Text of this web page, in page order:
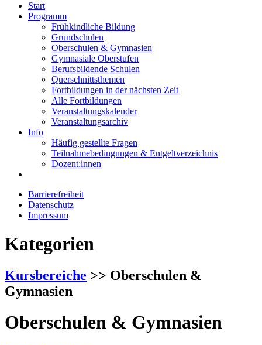
Start
Programm
Frühkindliche Bildung
Grundschulen
Oberschulen & Gymnasien
Gymnasiale Oberstufen
Berufsbildende Schulen
Querschnittsthemen
Fortbildungen in der nächsten Zeit
Alle Fortbildungen
Veranstaltungskalender
Veranstaltungsarchiv
Info
Häufig gestellte Fragen
Teilnahmebedingungen & Entgeltverzeichnis
Dozent:innen
Barrierefreiheit
Datenschutz
Impressum
Kategorien
Kursbereiche >> Oberschulen &
Gymnasien
Oberschulen & Gymnasien